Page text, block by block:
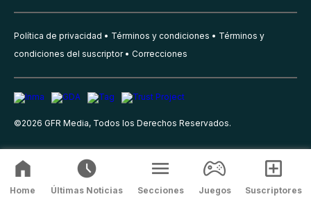
Política de privacidad Términos y condiciones
Términos y
condiciones del suscriptor
Correcciones
©2026 GFR Media, Todos los Derechos Reservados.
Home Últimas Noticias Secciones Juegos Suscriptores